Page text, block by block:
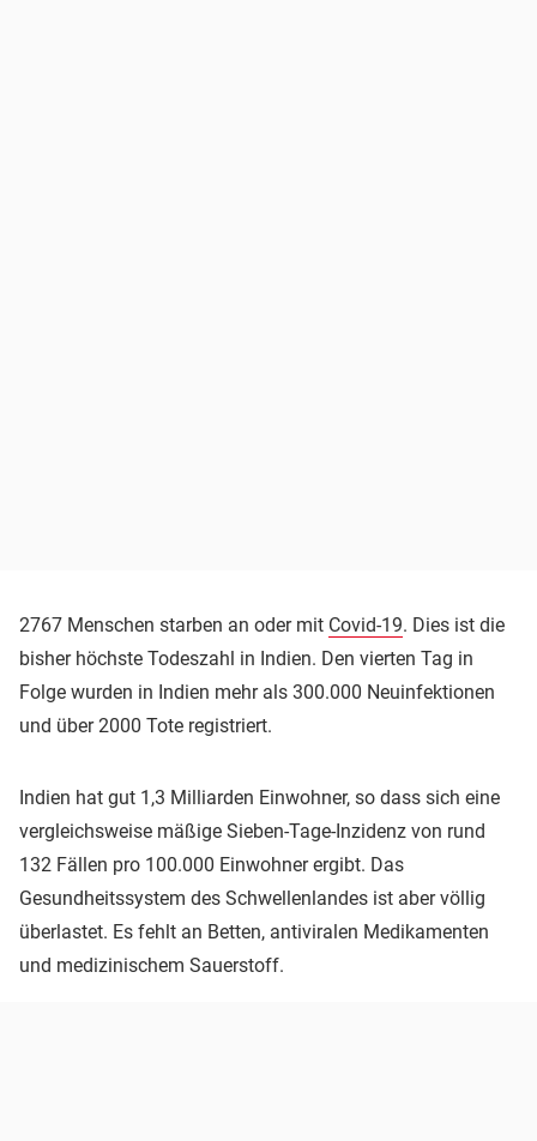
2767 Menschen starben an oder mit Covid-19. Dies ist die
bisher höchste Todeszahl in Indien. Den vierten Tag in
Folge wurden in Indien mehr als 300.000 Neuinfektionen
und über 2000 Tote registriert.
Indien hat gut 1,3 Milliarden Einwohner, so dass sich eine
vergleichsweise mäßige Sieben-Tage-Inzidenz von rund
132 Fällen pro 100.000 Einwohner ergibt. Das
Gesundheitssystem des Schwellenlandes ist aber völlig
überlastet. Es fehlt an Betten, antiviralen Medikamenten
und medizinischem Sauerstoff.